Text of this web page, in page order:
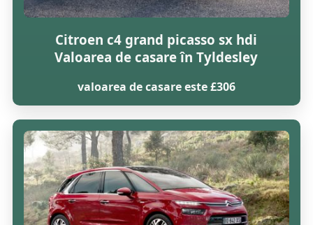
Citroen c4 grand picasso sx hdi
Valoarea de casare în Tyldesley
valoarea de casare este £306